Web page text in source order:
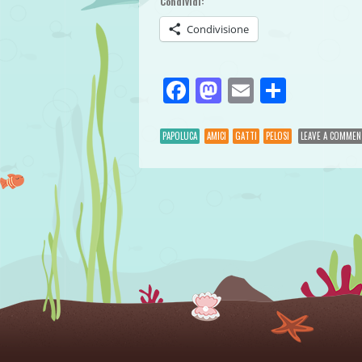
Condivisione
Facebook
Mastodon
Email
PAPOLUCA AMICI GATTI PELOSI LEAVE A
Post navigation